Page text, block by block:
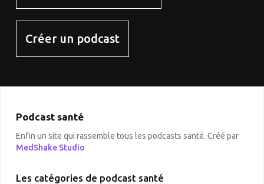
Créer un podcast
Podcast santé
Enfin un site qui rassemble tous les podcasts santé. Créé par
MedShake Studio
Les catégories de podcast santé